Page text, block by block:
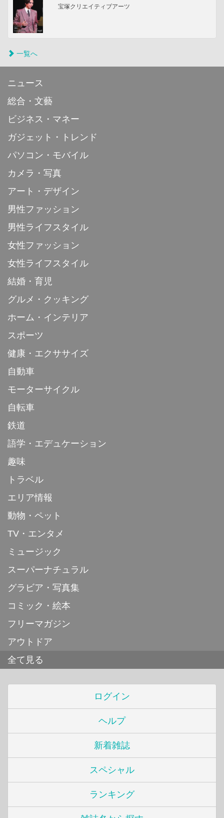
宝塚クリエイティブアーツ
一覧へ
ニュース
総合・文藝
ビジネス・マネー
ガジェット・トレンド
パソコン・モバイル
カメラ・写真
アート・デザイン
男性ファッション
男性ライフスタイル
女性ファッション
女性ライフスタイル
結婚・育児
グルメ・クッキング
ホーム・インテリア
スポーツ
健康・エクササイズ
自動車
モーターサイクル
自転車
鉄道
語学・エデュケーション
趣味
トラベル
エリア情報
動物・ペット
TV・エンタメ
ミュージック
スーパーナチュラル
グラビア・写真集
コミック・絵本
フリーマガジン
アウトドア
全て見る
ログイン
ヘルプ
新着雑誌
スペシャル
ランキング